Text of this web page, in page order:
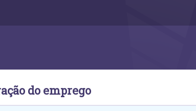
do emprego
do emprego